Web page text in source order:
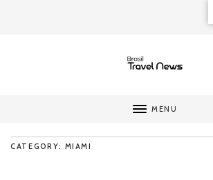
MENU
CATEGORY: MIAMI